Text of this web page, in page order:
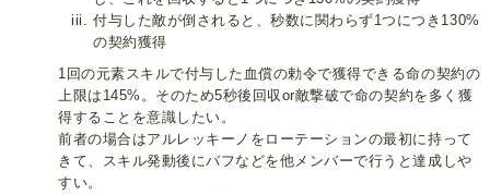
付与した敵が倒されると、秒数に関わらず1つにつき130%
の契約獲得
1回の元素スキルで付与した血償の勅令で獲得できる命の契約の
上限は145%。そのため5秒後回収or敵撃破で命の契約を多く獲
得することを意識したい。
前者の場合はアルレッキーノをローテーションの最初に持って
きて、スキル発動後にバフなどを他メンバーで行うと達成しや
すい。